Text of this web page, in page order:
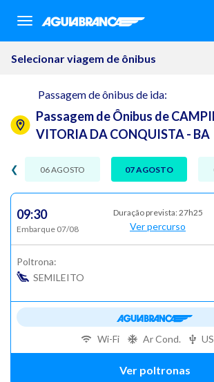
sr.header.toggle.navigation
Selecionar viagem de ônibus
Passagem de ônibus de ida:
Passagem de Ônibus de
VITORIA DA CONQUISTA - BA
❮ 06 AGOSTO 07 AGOSTO
09:30
Embarque 07/08
Duração prevista: 27h25
Ver percurso
Poltrona:
SEMILEITO
Ver poltronas
Wi-Fi Ar Cond.